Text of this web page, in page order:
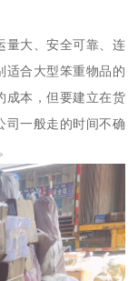
量大、安全可靠、连
适合大型笨重物品的
成本，但要建立在货
司一般走的时间不确